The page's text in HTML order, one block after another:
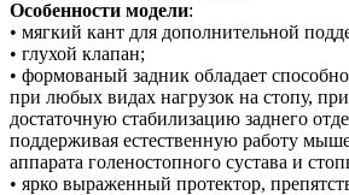
Особенности модели:
• мягкий кант для дополнительной
• глухой клапан;
• формованый задник обладает
при любых видах нагрузок на стопу,
достаточную стабилизацию заднего
поддерживая естественную работу
аппарата голеностопного сустава и
• ярко выраженный протектор,